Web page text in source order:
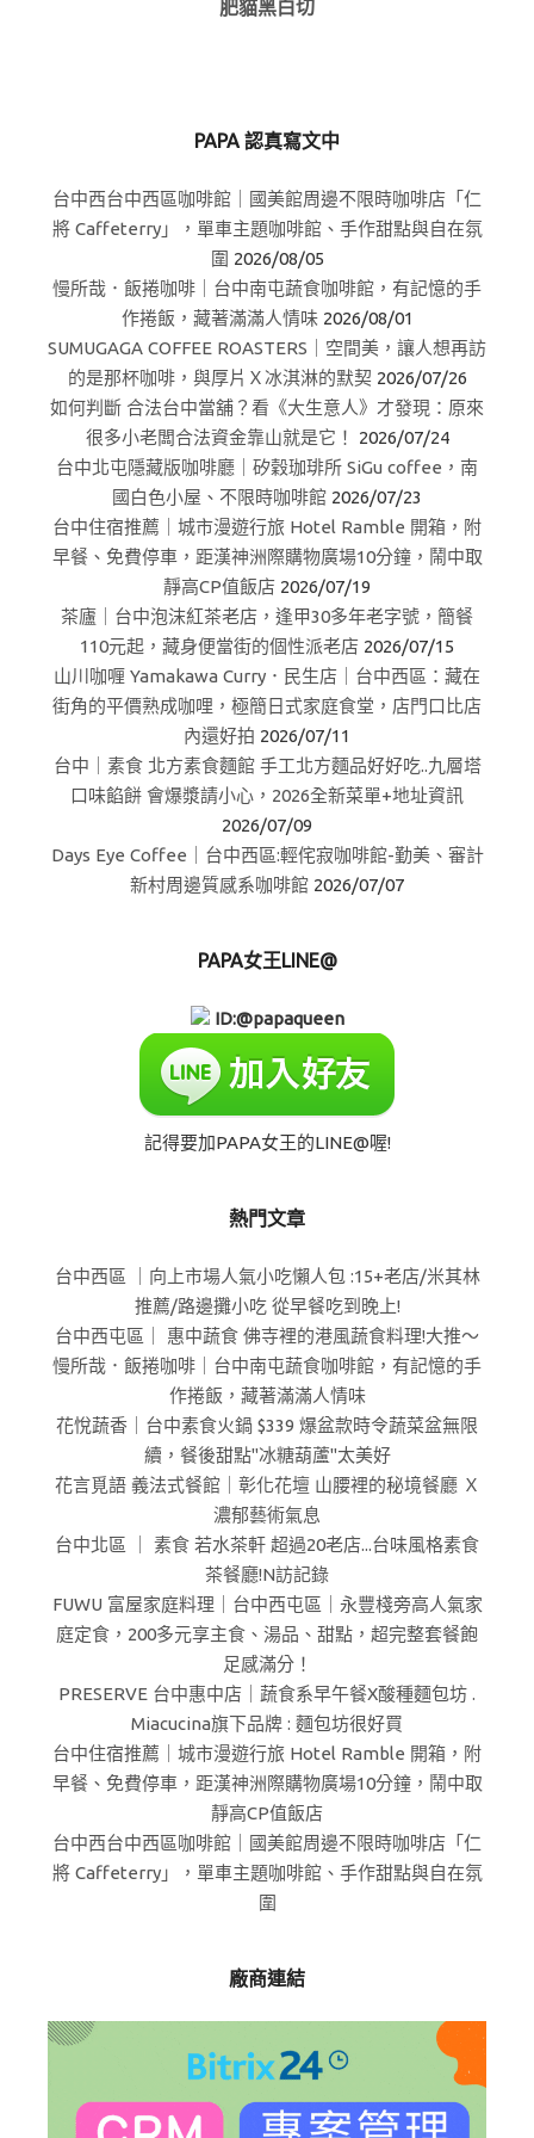
肥貓黑白切
PAPA 認真寫文中
台中西台中西區咖啡館｜國美館周邊不限時咖啡店「仁
將 Caffeterry」，單車主題咖啡館、手作甜點與自在氛
圍 2026/08/05
慢所哉．飯捲咖啡｜台中南屯蔬食咖啡館，有記憶的手
作捲飯，藏著滿滿人情味 2026/08/01
SUMUGAGA COFFEE ROASTERS｜空間美，讓人想再訪
的是那杯咖啡，與厚片Ｘ冰淇淋的默契 2026/07/26
如何判斷 合法台中當舖？看《大生意人》才發現：原來
很多小老闆合法資金靠山就是它！
2026/07/24
台中北屯隱藏版咖啡廳｜矽穀珈琲所 SiGu coffee，南
國白色小屋、不限時咖啡館 2026/07/23
台中住宿推薦｜城市漫遊行旅 Hotel Ramble 開箱，附
早餐、免費停車，距漢神洲際購物廣場10分鐘，鬧中取
靜高CP值飯店 2026/07/19
茶廬｜台中泡沫紅茶老店，逢甲30多年老字號，簡餐
110元起，藏身便當街的個性派老店 2026/07/15
山川咖喱 Yamakawa Curry．民生店｜台中西區：藏在
街角的平價熟成咖哩，極簡日式家庭食堂，店門口比店
內還好拍 2026/07/11
台中｜素食 北方素食麵館 手工北方麵品好好吃..九層塔
口味餡餅 會爆漿請小心，2026全新菜單+地址資訊
2026/07/09
Days Eye Coffee｜台中西區:輕侘寂咖啡館-勤美、審計
新村周邊質感系咖啡館 2026/07/07
PAPA女王LINE@
ID:@papaqueen
記得要加PAPA女王的LINE@喔!
熱門文章
台中西區 ｜向上市場人氣小吃懶人包 :15+老店/米其林
推薦/路邊攤小吃 從早餐吃到晚上!
台中西屯區｜ 惠中蔬食 佛寺裡的港風蔬食料理!大推～
慢所哉．飯捲咖啡｜台中南屯蔬食咖啡館，有記憶的手
作捲飯，藏著滿滿人情味
花悅蔬香｜台中素食火鍋 $339 爆盆款時令蔬菜盆無限
續，餐後甜點"冰糖葫蘆"太美好
花言覓語 義法式餐館｜彰化花壇 山腰裡的秘境餐廳 Ｘ
濃郁藝術氣息
台中北區 ｜ 素食 若水茶軒 超過20老店...台味風格素食
茶餐廳!N訪記錄
FUWU 富屋家庭料理｜台中西屯區｜永豐棧旁高人氣家
庭定食，200多元享主食、湯品、甜點，超完整套餐飽
足感滿分！
PRESERVE 台中惠中店｜蔬食系早午餐X酸種麵包坊 .
Miacucina旗下品牌 : 麵包坊很好買
台中住宿推薦｜城市漫遊行旅 Hotel Ramble 開箱，附
早餐、免費停車，距漢神洲際購物廣場10分鐘，鬧中取
靜高CP值飯店
台中西台中西區咖啡館｜國美館周邊不限時咖啡店「仁
將 Caffeterry」，單車主題咖啡館、手作甜點與自在氛
圍
廠商連結